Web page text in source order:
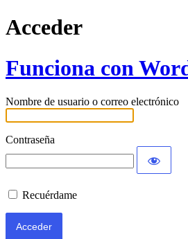
Acceder
Funciona con
Nombre de usuario o correo electrónico
Contraseña
Recuérdame